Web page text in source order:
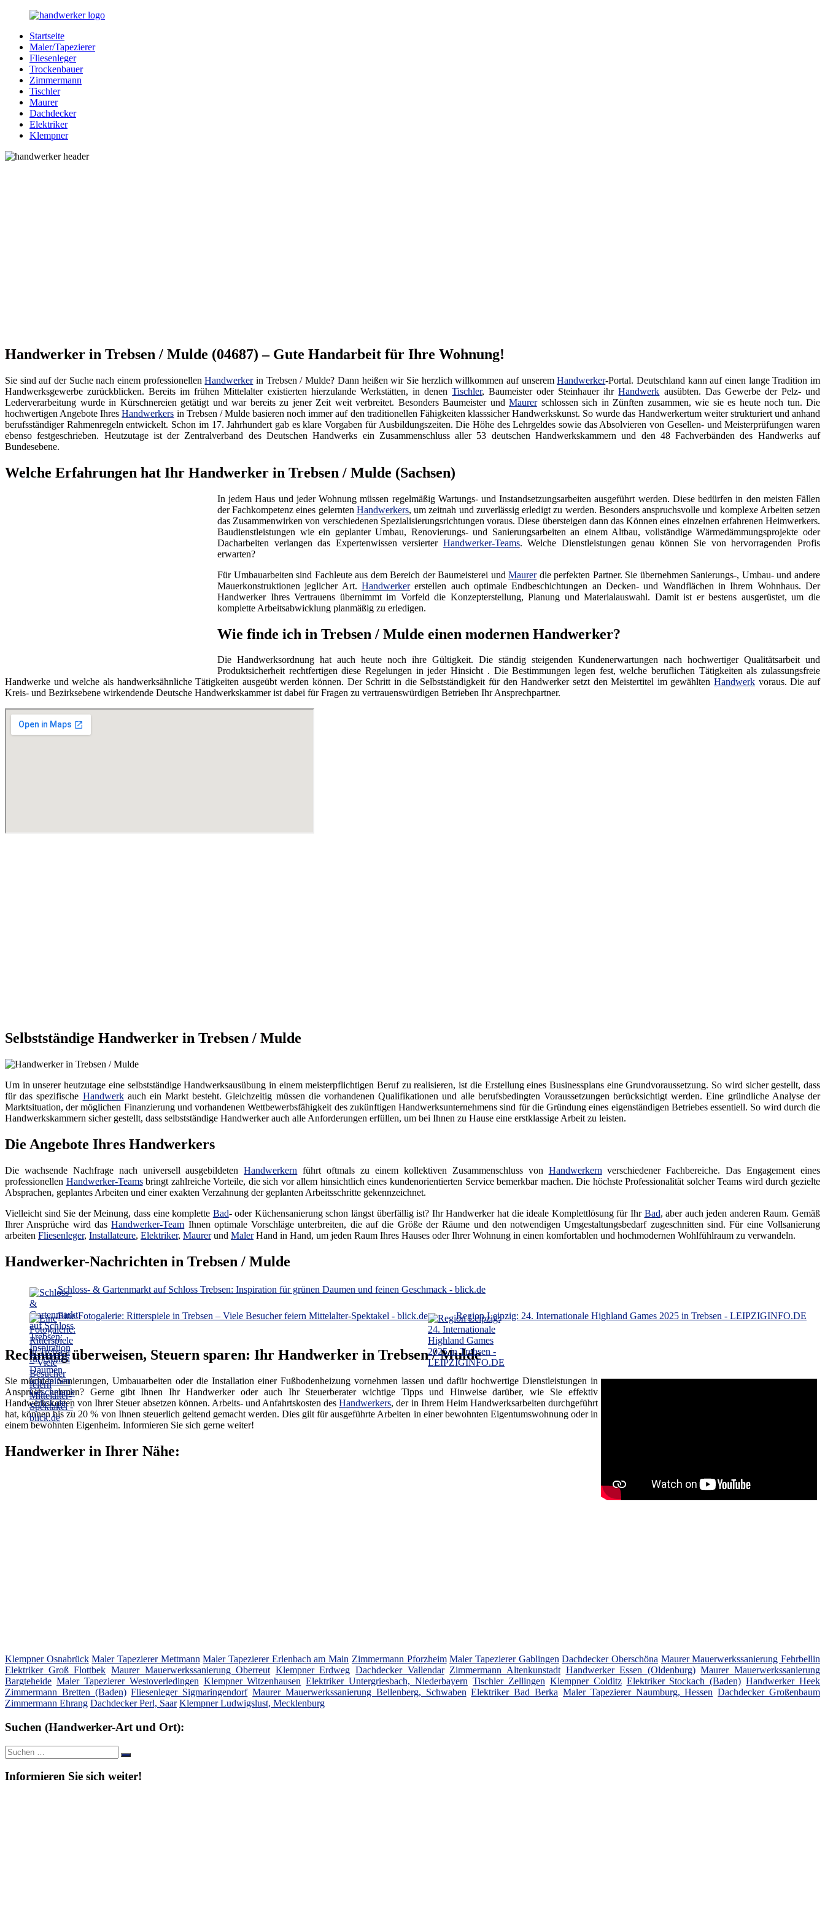
Zurück
Inhalt
Bessere-
Handwerker.de
Handwerker
Ihrer
Nähe
Startseite
Maler/Tapezierer
Fliesenleger
Trockenbauer
Zimmermann
Tischler
Maurer
Dachdecker
Elektriker
Klempner
Handwerker in Trebsen / Mulde (04687) – Gute Handarbeit für Ihre Wohnung!
Sie sind auf der Suche nach einem professionellenHandwerkerin Trebsen / Mulde? Dann heißen wir Sie herzlich willkommen auf unseremHandwerker-Portal. Deutschland kann auf einen lange Tradition im
Handwerksgewerbe zurückblicken. Bereits im frühen Mittelalter existierten hierzulande Werkstätten, in denen Tischler, Baumeister oder Steinhauer ihrHandwerk ausübten. Das Gewerbe der Pelz- und
Lederverarbeitung wurde in Kürschnereien getätigt und war bereits zu jener Zeit weit verbreitet. Besonders Baumeister und Maurerschlossen sich in Zünften zusammen, wie sie es heute noch tun. Die
hochwertigen Angebote IhresHandwerkers in Trebsen / Mulde basieren noch immer auf den traditionellen Fähigkeiten klasssicher Handwerkskunst. So wurde das Handwerkertum weiter strukturiert und anhand
berufsständiger Rahmenregeln entwickelt. Schon im 17. Jahrhundert gab es klare Vorgaben für Ausbildungszeiten. Die Höhe des Lehrgeldes sowie das Absolvieren von Gesellen- und Meisterprüfungen waren
ebenso festgeschrieben. Heutzutage ist der Zentralverband des Deutschen Handwerks ein Zusammenschluss aller 53 deutschen Handwerkskammern und den 48 Fachverbänden des Handwerks auf
Bundesebene.
Welche Erfahrungen hat Ihr Handwerker in Trebsen / Mulde (Sachsen)
In jedem Haus und jeder Wohnung müssen regelmäßig Wartungs- und Instandsetzungsarbeiten ausgeführt werden. Diese bedürfen in den meisten Fällen
der Fachkompetenz eines gelernten Handwerkers, um zeitnah und zuverlässig erledigt zu werden. Besonders anspruchsvolle und komplexe Arbeiten setzen
das Zusammenwirken von verschiedenen Spezialisierungsrichtungen voraus. Diese übersteigen dann das Können eines einzelnen erfahrenen Heimwerkers.
Baudienstleistungen wie ein geplanter Umbau, Renovierungs- und Sanierungsarbeiten an einem Altbau, vollständige Wärmedämmungsprojekte oder
Dacharbeiten verlangen das Expertenwissen versierter Handwerker-Teams. Welche Dienstleistungen genau können Sie von hervorragenden Profis
erwarten?
Für Umbauarbeiten sind Fachleute aus dem Bereich der Baumeisterei undMaurerdie perfekten Partner. Sie übernehmen Sanierungs-, Umbau- und andere
Mauerkonstruktionen jeglicher Art. Handwerkererstellen auch optimale Endbeschichtungen an Decken- und Wandflächen in Ihrem Wohnhaus. Der
Handwerker Ihres Vertrauens übernimmt im Vorfeld die Konzepterstellung, Planung und Materialauswahl. Damit ist er bestens ausgerüstet, um die
komplette Arbeitsabwicklung planmäßig zu erledigen.
Wie finde ich in Trebsen / Mulde einen modernen Handwerker?
Die Handwerksordnung hat auch heute noch ihre Gültigkeit. Die ständig steigenden Kundenerwartungen nach hochwertiger Qualitätsarbeit und
Produktsicherheit rechtfertigen diese Regelungen in jeder Hinsicht . Die Bestimmungen legen fest, welche beruflichen Tätigkeiten als zulassungsfreie
Handwerke und welche als handwerksähnliche Tätigkeiten ausgeübt werden können. Der Schritt in die Selbstständigkeit für den Handwerker setzt den Meistertitel im gewähltenHandwerk voraus. Die auf
Kreis- und Bezirksebene wirkendende Deutsche Handwerkskammer ist dabei für Fragen zu vertrauenswürdigen Betrieben Ihr Ansprechpartner.
Selbstständige Handwerker in Trebsen / Mulde
Um in unserer heutzutage eine selbstständige Handwerksausübung in einem meisterpflichtigen Beruf zu realisieren, ist die Erstellung eines Businessplans eine Grundvoraussetzung. So wird sicher gestellt, dass
für das spezifische Handwerkauch ein Markt besteht. Gleichzeitig müssen die vorhandenen Qualifikationen und alle berufsbedingten Voraussetzungen berücksichtigt werden. Eine gründliche Analyse der
Marktsituation, der möglichen Finanzierung und vorhandenen Wettbewerbsfähigkeit des zukünftigen Handwerksunternehmens sind für die Gründung eines eigenständigen Betriebes essentiell. So wird durch die
Handwerkskammern sicher gestellt, dass selbstständige Handwerker auch alle Anforderungen erfüllen, um bei Ihnen zu Hause eine erstklassige Arbeit zu leisten.
Die Angebote Ihres Handwerkers
Die wachsende Nachfrage nach universell ausgebildetenHandwerkern führt oftmals zu einem kollektiven Zusammenschluss von Handwerkern verschiedener Fachbereiche. Das Engagement eines
professionellen Handwerker-Teamsbringt zahlreiche Vorteile, die sich vor allem hinsichtlich eines kundenorientierten Service bemerkbar machen. Die höchste Professionalität solcher Teams wird durch gezielte
Absprachen, geplantes Arbeiten und einer exakten Verzahnung der geplanten Arbeitsschritte gekennzeichnet.
Vielleicht sind Sie der Meinung, dass eine komplette Bad- oder Küchensanierung schon längst überfällig ist? Ihr Handwerker hat die ideale Komplettlösung für Ihr Bad, aber auch jeden anderen Raum. Gemäß
Ihrer Ansprüche wird dasHandwerker-Team Ihnen optimale Vorschläge unterbreiten, die auf die Größe der Räume und den notwendigen Umgestaltungsbedarf zugeschnitten sind. Für eine Vollsanierung
arbeiten Fliesenleger, Installateure, Elektriker, Maurerund MalerHand in Hand, um jeden Raum Ihres Hauses oder Ihrer Wohnung in einen komfortablen und hochmodernen Wohlfühlraum zu verwandeln.
Handwerker-Nachrichten in Trebsen / Mulde
Schloss- & Gartenmarkt auf Schloss Trebsen: Inspiration für grünen Daumen und feinen Geschmack - blick.de
Eine Fotogalerie: Ritterspiele in Trebsen – Viele Besucher feiern Mittelalter-Spektakel - blick.de Region Leipzig: 24. Internationale Highland Games 2025 in Trebsen - LEIPZIGINFO.DE
Rechnung überweisen, Steuern sparen: Ihr Handwerker in Trebsen / Mulde
Sie möchten Sanierungen, Umbauarbeiten oder die Installation einer Fußbodenheizung vornehmen lassen und dafür hochwertige Dienstleistungen in
Anspruch nehmen? Gerne gibt Ihnen Ihr Handwerker oder auch Ihr Steuerberater wichtige Tipps und Hinweise darüber, wie Sie effektiv
Handwerkskosten von Ihrer Steuer absetzen können. Arbeits- und Anfahrtskosten desHandwerkers, der in Ihrem Heim Handwerksarbeiten durchgeführt
hat, können bis zu 20 % von Ihnen steuerlich geltend gemacht werden. Dies gilt für ausgeführte Arbeiten in einer bewohnten Eigentumswohnung oder in
einem bewohnten Eigenheim. Informieren Sie sich gerne weiter!
Handwerker in Ihrer Nähe:
Klempner Osnabrück Maler Tapezierer Mettmann Maler Tapezierer Erlenbach am Main Zimmermann Pforzheim Maler Tapezierer Gablingen Dachdecker Oberschöna Maurer Mauerwerkssanierung Fehrbellin
Elektriker Groß Flottbek Maurer Mauerwerkssanierung Oberreut Klempner Erdweg Dachdecker Vallendar Zimmermann Altenkunstadt Handwerker Essen (Oldenburg) Maurer Mauerwerkssanierung
Bargteheide Maler Tapezierer Westoverledingen Klempner Witzenhausen Elektriker Untergriesbach, Niederbayern Tischler Zellingen Klempner Colditz Elektriker Stockach (Baden) Handwerker Heek
Zimmermann Bretten (Baden) Fliesenleger Sigmaringendorf Maurer Mauerwerkssanierung Bellenberg, Schwaben Elektriker Bad Berka Maler Tapezierer Naumburg, Hessen Dachdecker Großenbaum
Zimmermann Ehrang Dachdecker Perl, Saar Klempner Ludwigslust, Mecklenburg
Suchen (Handwerker-Art und Ort):
Suche
nach:
Suchen
Informieren Sie sich weiter!